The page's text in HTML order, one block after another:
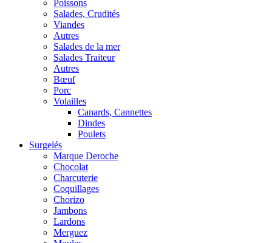
Poissons
Salades, Crudités
Viandes
Autres
Salades de la mer
Salades Traiteur
Autres
Bœuf
Porc
Volailles
Canards, Cannettes
Dindes
Poulets
Surgelés
Marque Deroche
Chocolat
Charcuterie
Coquillages
Chorizo
Jambons
Lardons
Merguez